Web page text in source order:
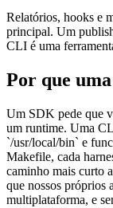
Relatórios, hooks e
principal. Um
CLI é uma
Por que
Um SDK pede que
um runtime. Uma
`/usr/local/bin` e
Makefile, cada
caminho mais curto
que nossos próprios
multiplataforma, e